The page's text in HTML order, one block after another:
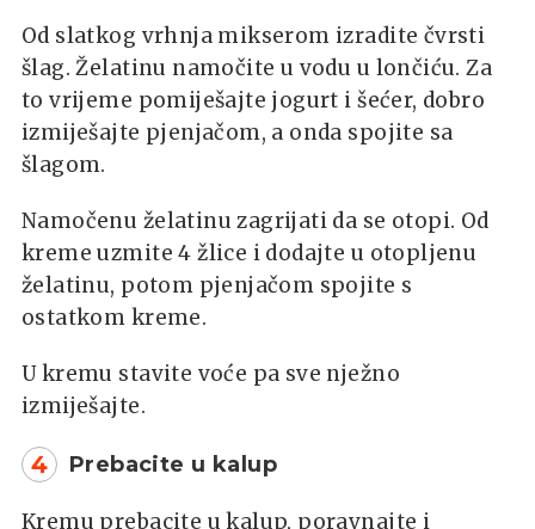
Od slatkog vrhnja mikserom izradite čvrsti
šlag. Želatinu namočite u vodu u lončiću. Za
to vrijeme pomiješajte jogurt i šećer, dobro
izmiješajte pjenjačom, a onda spojite sa
šlagom.
Namočenu želatinu zagrijati da se otopi. Od
kreme uzmite 4 žlice i dodajte u otopljenu
želatinu, potom pjenjačom spojite s
ostatkom kreme.
U kremu stavite voće pa sve nježno
izmiješajte.
4 Prebacite u kalup
Kremu prebacite u kalup, poravnajte i